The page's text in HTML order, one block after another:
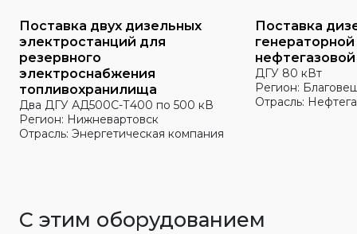
Поставка двух дизельных
электростанций для
резервного
электроснабжения
топливохранилища
Два ДГУ АД500С-Т400 по 500 кВ
Регион: Нижневартовск
Отрасль: Энергетическая компания
Поставка
ДГУ 80 кВт
Регион:
Отрасль:
С этим оборудованием